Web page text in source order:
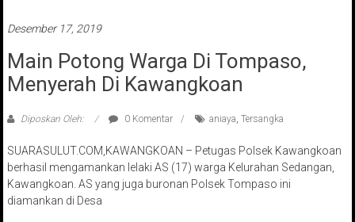
Desember 17, 2019
Main Potong Warga Di Tompaso,
Menyerah Di Kawangkoan
Diposkan Oleh: 0 Komentar aniaya, Tersangka
SUARASULUT.COM,KAWANGKOAN – Petugas Polsek Kawangkoan
berhasil mengamankan lelaki AS (17) warga Kelurahan Sedangan,
Kawangkoan. AS yang juga buronan Polsek Tompaso ini
diamankan di Desa